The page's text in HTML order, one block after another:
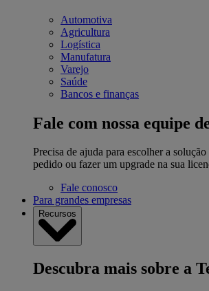
Automotiva
Agricultura
Logística
Manufatura
Varejo
Saúde
Bancos e finanças
Fale com nossa equipe
Precisa de ajuda para escolher a
pedido ou fazer um upgrade na sua
Fale conosco
Para grandes empresas
Recursos
Descubra mais sobre a